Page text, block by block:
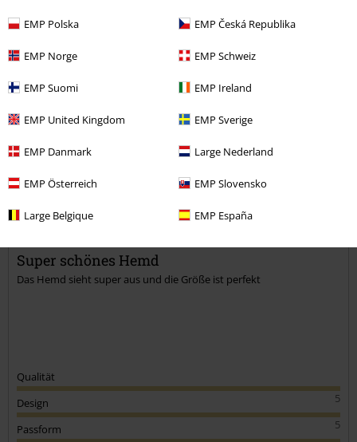
EMP Polska EMP Česká Republika
EMP Norge EMP Schweiz
EMP Suomi EMP Ireland
EMP United Kingdom EMP Sverige
EMP Danmark Large Nederland
EMP Österreich EMP Slovensko
Large Belgique EMP España
Kommentieren
Kommentar jetzt abschicken!
3 Bewertungen
Geschrieben am: Donnerstag, 07.07.2022
Körpergröße in Meter: 1.65
Super schönes Hemd
Das Hemd sieht super aus und die Größe ist perfekt
Qualität
5
Design
5
Passform